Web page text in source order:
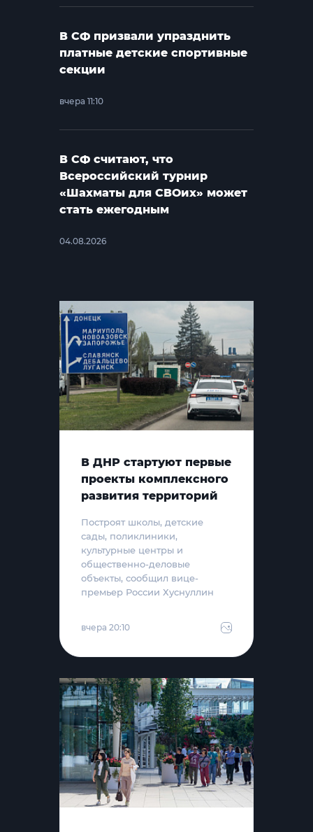
В СФ призвали упразднить
платные детские спортивные
секции
вчера 11:10
В СФ считают, что
Всероссийский турнир
«Шахматы для СВОих» может
стать ежегодным
04.08.2026
В ДНР стартуют первые
проекты комплексного
развития территорий
Построят школы, детские
сады, поликлиники,
культурные центры и
общественно-деловые
объекты, сообщил вице-
премьер России Хуснуллин
вчера 20:10